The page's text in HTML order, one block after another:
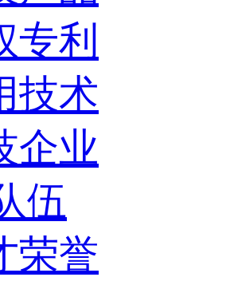
专利
技术
企业
伍
荣誉